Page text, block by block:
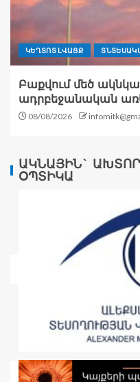
ԿԵՂՏՈՏ ԼՎԱՑՔ
Բաքվում մեծ
ադրբեջանական
08/08/2026
ԱԿՆԱՅԻՆ`
ՕՊՏԻԿԱ